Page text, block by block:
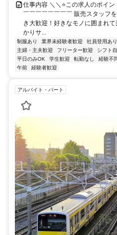
仕事内容 ＼＼⭐この求人のポイ
￣￣￣￣￣￣￣￣ 販売スタッフ
き大歓迎！好きなモノに囲まれ
かりサ...
制服あり 業界未経験者歓迎 社員登用あり
主婦・主夫歓迎
フリーター歓迎 シフト
平日のみOK
学生歓迎 転勤なし 経験不
午前
経験者歓迎
アルバイト・パート